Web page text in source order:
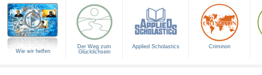
Wie wir helfen
Der Weg zum
Glücklichsein
Applied Scholastics Criminon